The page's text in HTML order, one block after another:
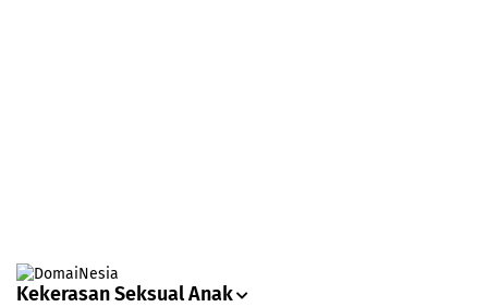
Kekerasan Seksual Anak